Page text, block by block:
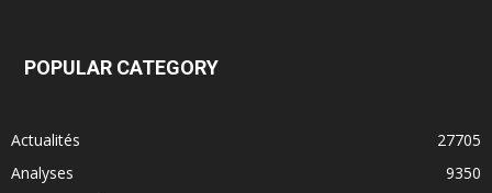
POPULAR CATEGORY
Actualités
27705
Analyses
9350